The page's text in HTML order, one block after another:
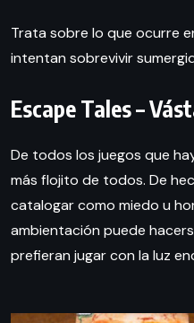
Trata sobre lo que ocurre
intentan sobrevivir
Escape Tales –
De todos los juegos que
más flojito de todos. De
catalogar como miedo u
ambientación puede
prefieran jugar con la luz